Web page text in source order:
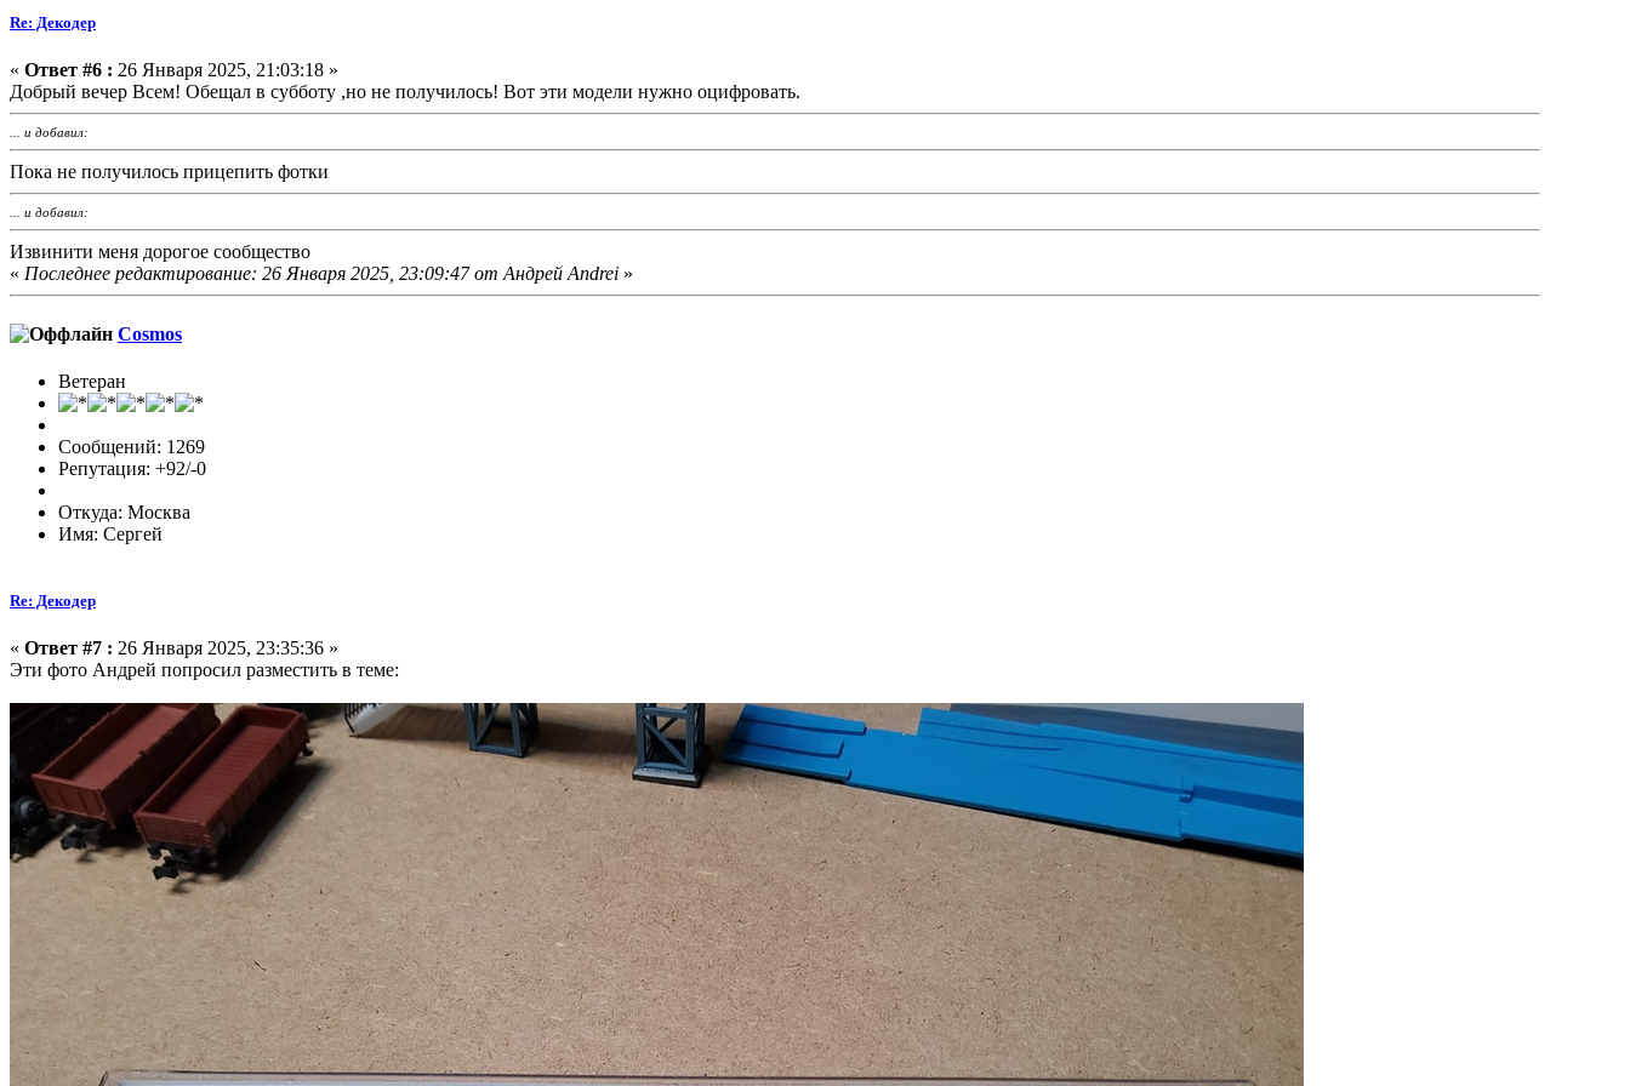
Re: Декодер
« Ответ #6 : 26 Января 2025, 21:03:18 »
Добрый вечер Всем! Обещал в субботу ,но не получилось! Вот эти модели нужно оцифровать.
... и добавил:
Пока не получилось прицепить фотки
... и добавил:
Извинити меня дорогое сообщество
« Последнее редактирование: 26 Января 2025, 23:09:47 от Андрей Andrei »
Cosmos
Ветеран
Сообщений: 1269
Репутация: +92/-0
Откуда: Москва
Имя: Сергей
Re: Декодер
« Ответ #7 : 26 Января 2025, 23:35:36 »
Эти фото Андрей попросил разместить в теме: